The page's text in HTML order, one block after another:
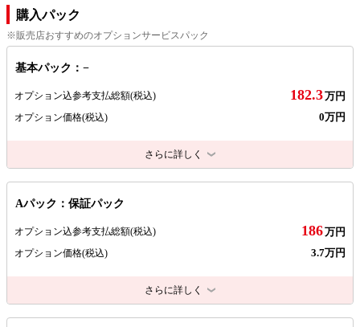
購入パック
※販売店おすすめのオプションサービスパック
基本パック：−
オプション込参考支払総額(税込) 182.3万円
オプション価格(税込) 0万円
さらに詳しく
Aパック：保証パック
オプション込参考支払総額(税込) 186万円
オプション価格(税込) 3.7万円
さらに詳しく